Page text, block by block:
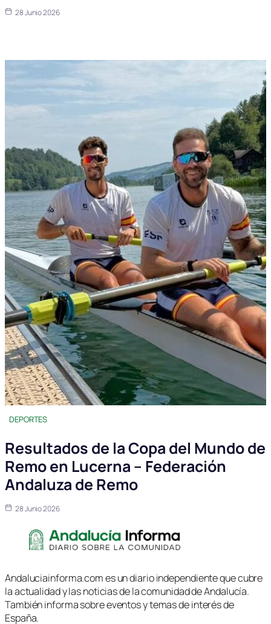
28 Junio 2026
DEPORTES
Resultados de la Copa del Mundo de
Remo en Lucerna – Federación
Andaluza de Remo
28 Junio 2026
Andaluciainforma.com es un diario independiente que cubre
la actualidad y las noticias de la comunidad de Andalucía.
También informa sobre eventos y temas de interés de
España.